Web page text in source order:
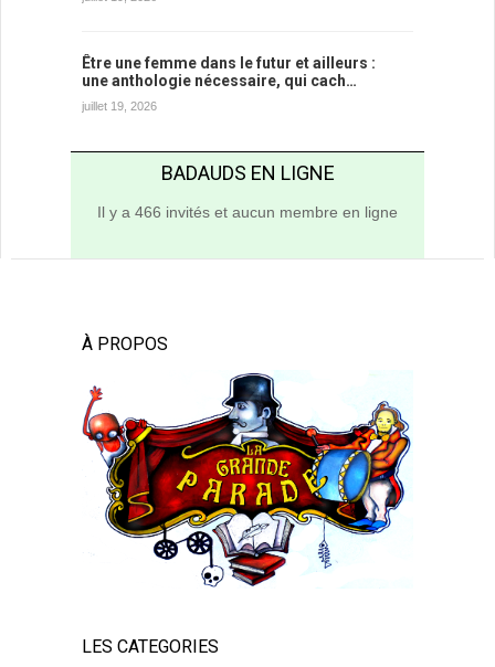
Être une femme dans le futur et ailleurs :
une anthologie nécessaire, qui cach…
juillet 19, 2026
BADAUDS EN LIGNE
Il y a 466 invités et aucun membre en ligne
À PROPOS
LES CATEGORIES